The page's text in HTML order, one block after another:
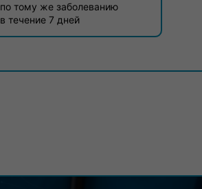
по тому же заболеванию
в течение 7 дней